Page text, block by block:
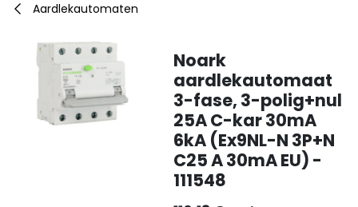
Aardlekautomaten
Noark
aardlekautomaat
3-fase, 3-polig+nul
25A C-kar 30mA
6kA (Ex9NL-N 3P+N
C25 A 30mA EU) -
111548